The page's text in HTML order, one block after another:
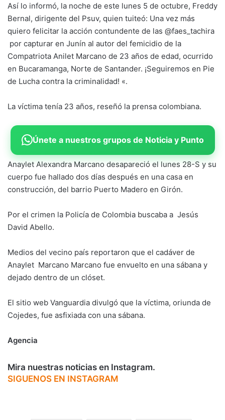
Así lo informó, la noche de este lunes 5 de octubre, Freddy
Bernal, dirigente del Psuv, quien tuiteó: Una vez más
quiero felicitar la acción contundente de las @faes_tachira
por capturar en Junín al autor del femicidio de la
Compatriota Anilet Marcano de 23 años de edad, ocurrido
en Bucaramanga, Norte de Santander. ¡Seguiremos en Pie
de Lucha contra la criminalidad! «.
La víctima tenía 23 años, reseñó la prensa colombiana.
Únete a nuestros grupos de Noticia y Punto
Anaylet Alexandra Marcano desapareció el lunes 28-S y su
cuerpo fue hallado dos días después en una casa en
construcción, del barrio Puerto Madero en Girón.
Por el crimen la Policía de Colombia buscaba a Jesús
David Abello.
Medios del vecino país reportaron que el cadáver de
Anaylet Marcano Marcano fue envuelto en una sábana y
dejado dentro de un clóset.
El sitio web Vanguardia divulgó que la víctima, oriunda de
Cojedes, fue asfixiada con una sábana.
Agencia
Mira nuestras noticias en Instagram.
SIGUENOS EN INSTAGRAM